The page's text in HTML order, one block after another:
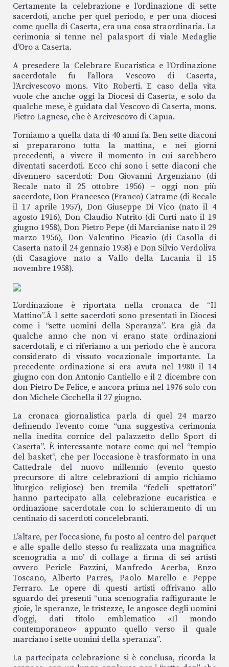
Certamente la celebrazione e l’ordinazione di sette
sacerdoti, anche per quel periodo, e per una diocesi
come quella di Caserta, era una cosa straordinaria. La
cerimonia si tenne nel palasport di viale Medaglie
d’Oro a Caserta.
A presedere la Celebrare Eucaristica e l’Ordinazione
sacerdotale fu l’allora Vescovo di Caserta,
l’Arcivescovo mons. Vito Roberti. E caso della vita
vuole che anche oggi la Diocesi di Caserta, e solo da
qualche mese, è guidata dal Vescovo di Caserta, mons.
Pietro Lagnese, che è Arcivescovo di Capua.
Torniamo a quella data di 40 anni fa. Ben sette diaconi
si prepararono tutta la mattina, e nei giorni
precedenti, a vivere il momento in cui sarebbero
diventati sacerdoti. Ecco chi sono i sette diaconi che
divennero sacerdoti: Don Giovanni Argenziano (di
Recale nato il 25 ottobre 1956) – oggi non più
sacerdote, Don Francesco (Franco) Catrame (di Recale
il 17 aprile 1957), Don Giuseppe Di Vico (nato il 4
agosto 1916), Don Claudio Nutrito (di Curti nato il 19
giugno 1958), Don Pietro Pepe (di Marcianise nato il 29
marzo 1956), Don Valentino Picazio (di Casolla di
Caserta nato il 24 gennaio 1958) e Don Silvio Verdoliva
(di Casagiove nato a Vallo della Lucania il 15
novembre 1958).
L’ordinazione è riportata nella cronaca de “Il
Mattino”.ÂI sette sacerdoti sono presentati in Diocesi
come i “sette uomini della Speranza”. Era già da
qualche anno che non vi erano state ordinazioni
sacerdotali, e ci riferiamo a un periodo che è ancora
considerato di vissuto vocazionale importante. La
precedente ordinazione si era avuta nel 1980 il 14
giugno con don Antonio Cantiello e il 2 dicembre con
don Pietro De Felice, e ancora prima nel 1976 solo con
don Michele Cicchella il 27 giugno.
La cronaca giornalistica parla di quel 24 marzo
definendo l’evento come “una suggestiva cerimonia
nella inedita cornice del palazzetto dello Sport di
Caserta”. È interessante notare come qui nel “tempio
del basket”, che per l’occasione è trasformato in una
Cattedrale del nuovo millennio (evento questo
precursore di altre celebrazioni di ampio richiamo
liturgico religiose) ben tremila “fedeli- spettatori”
hanno partecipato alla celebrazione eucaristica e
ordinazione sacerdotale con lo schieramento di un
centinaio di sacerdoti concelebranti.
L’altare, per l’occasione, fu posto al centro del parquet
e alle spalle dello stesso fu realizzata una magnifica
scenografia a mo’ di collage a firma di sei artisti
ovvero Pericle Fazzini, Manfredo Acerba, Enzo
Toscano, Alberto Parres, Paolo Marello e Peppe
Ferraro. Le opere di questi artisti offrivano allo
sguardo dei presenti “una scenografia raffigurante le
gioie, le speranze, le tristezze, le angosce degli uomini
d’oggi, dati titolo emblematico «Il mondo
contemporaneo» appunto quello verso il quale
marciano i sette uomini della speranza”.
La partecipata celebrazione si è conclusa, ricorda la